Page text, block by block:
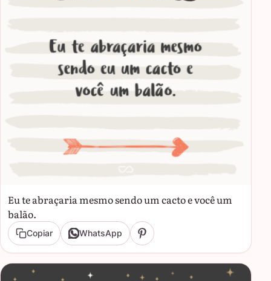
Eu te abraçaria mesmo sendo um cacto e você um
balão.
Copiar WhatsApp